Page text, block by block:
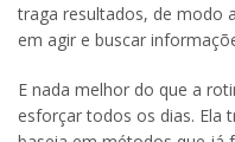
traga resultados, de modo
em agir e buscar
E nada melhor do que a
esforçar todos os dias. Ela